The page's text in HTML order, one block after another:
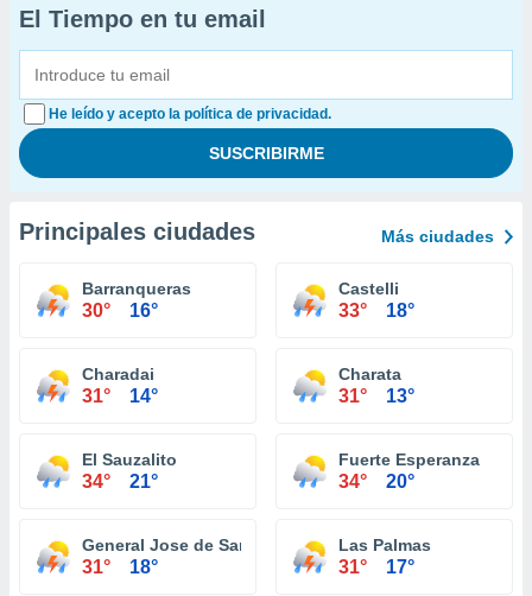
El Tiempo en tu email
He leído y acepto la política de privacidad.
Principales ciudades Más ciudades
Barranqueras
30° 16°
Castelli
33° 18°
Charadai
31° 14°
Charata
31° 13°
El Sauzalito
34° 21°
Fuerte Esperanza
34° 20°
General Jose de San Martin
31° 18°
Las Palmas
31° 17°